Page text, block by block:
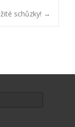
schůzky! →